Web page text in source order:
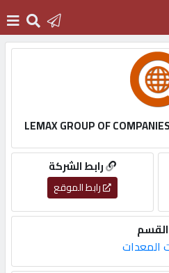
رابط الشركة
رابط الموقع
القسم
المعدات